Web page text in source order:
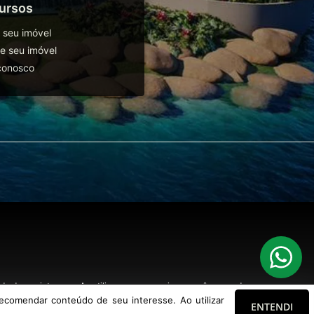
imóvel
seu imóvel
de seu interesse. Ao utilizar nossos serviços, você concorda com nossa
conteúdo de seu interesse. Ao utilizar
ENTENDI